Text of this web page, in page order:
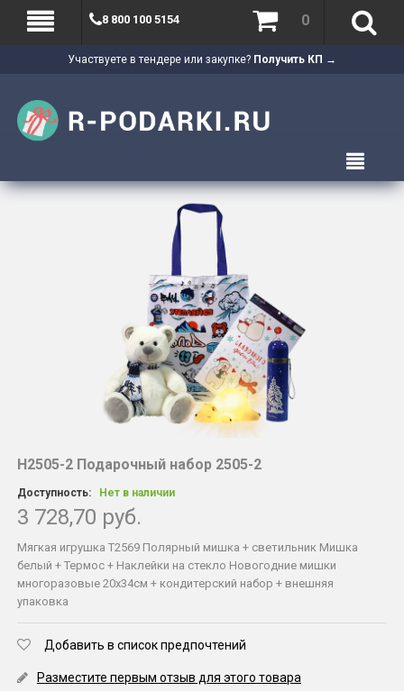
Участвуете в тендере или закупке? Получить КП →
8 800 100 5154 0
Н2505-2 Подарочный набор 2505-2
Доступность: Нет в наличии
3 728,70 руб.
Мягкая игрушка Т2569 Полярный мишка + светильник Мишка
белый + Термос + Наклейки на стекло Новогодние мишки
многоразовые 20х34см + кондитерский набор + внешняя
упаковка
Добавить в список предпочтений
Разместите первым отзыв для этого товара